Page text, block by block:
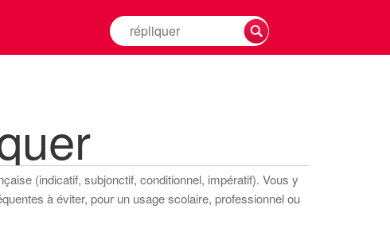
Rechercher
la
(indicatif, subjonctif, conditionnel, impératif). Vous y
à éviter, pour un usage scolaire, professionnel ou